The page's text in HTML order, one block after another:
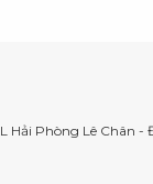
Hải Phòng Lê Chân